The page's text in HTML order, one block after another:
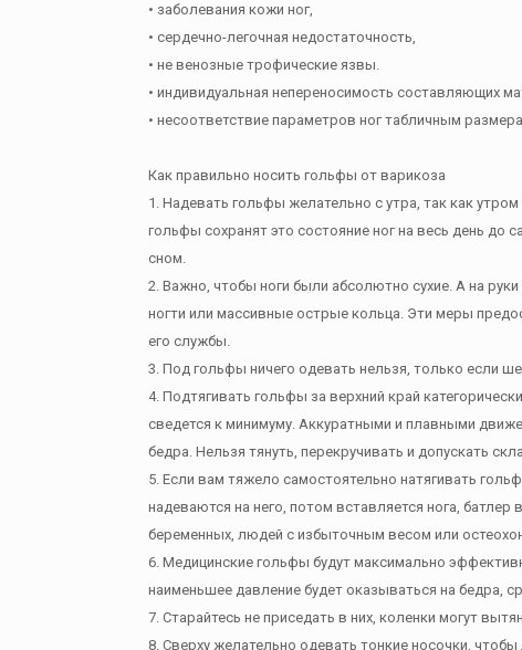
• заболевания кожи ног,
• сердечно-легочная недостаточность,
• не венозные трофические язвы.
• индивидуальная непереносимость составляющих
• несоответствие параметров ног табличным
Как правильно носить гольфы от варикоза
1. Надевать гольфы желательно с утра, так как
гольфы сохранят это состояние ног на весь день до
сном.
2. Важно, чтобы ноги были абсолютно сухие. А на
ногти или массивные острые кольца. Эти меры
его службы.
3. Под гольфы ничего одевать нельзя, только если
4. Подтягивать гольфы за верхний край
сведется к минимуму. Аккуратными и плавными
бедра. Нельзя тянуть, перекручивать и допускать
5. Если вам тяжело самостоятельно натягивать
надеваются на него, потом вставляется нога,
беременных, людей с избыточным весом или
6. Медицинские гольфы будут максимально
наименьшее давление будет оказываться на бедра,
7. Старайтесь не приседать в них, коленки могут
8. Сверху желательно одевать тонкие носочки,